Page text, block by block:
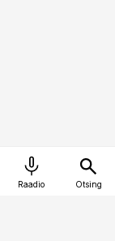
Raadio Otsing